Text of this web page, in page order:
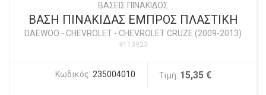
ΒΑΣΕΙΣ ΠΙΝΑΚΙΔΟΣ
ΒΑΣΗ ΠΙΝΑΚΙΔΑΣ ΕΜΠΡΟΣ ΠΛΑΣΤΙΚΗ
DAEWOO - CHEVROLET - CHEVROLET CRUZE (2009-2013)
#113923
Κωδικός: 235004010 Τιμή: 15,35 €